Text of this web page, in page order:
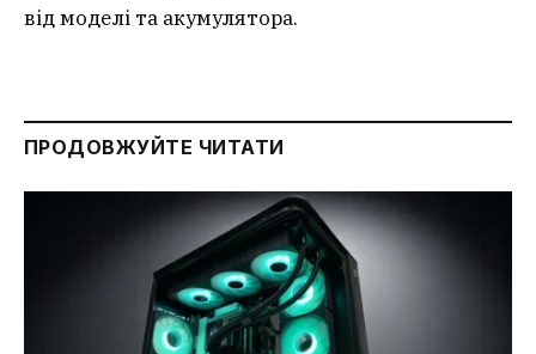
від моделі та акумулятора.
ПРОДОВЖУЙТЕ ЧИТАТИ